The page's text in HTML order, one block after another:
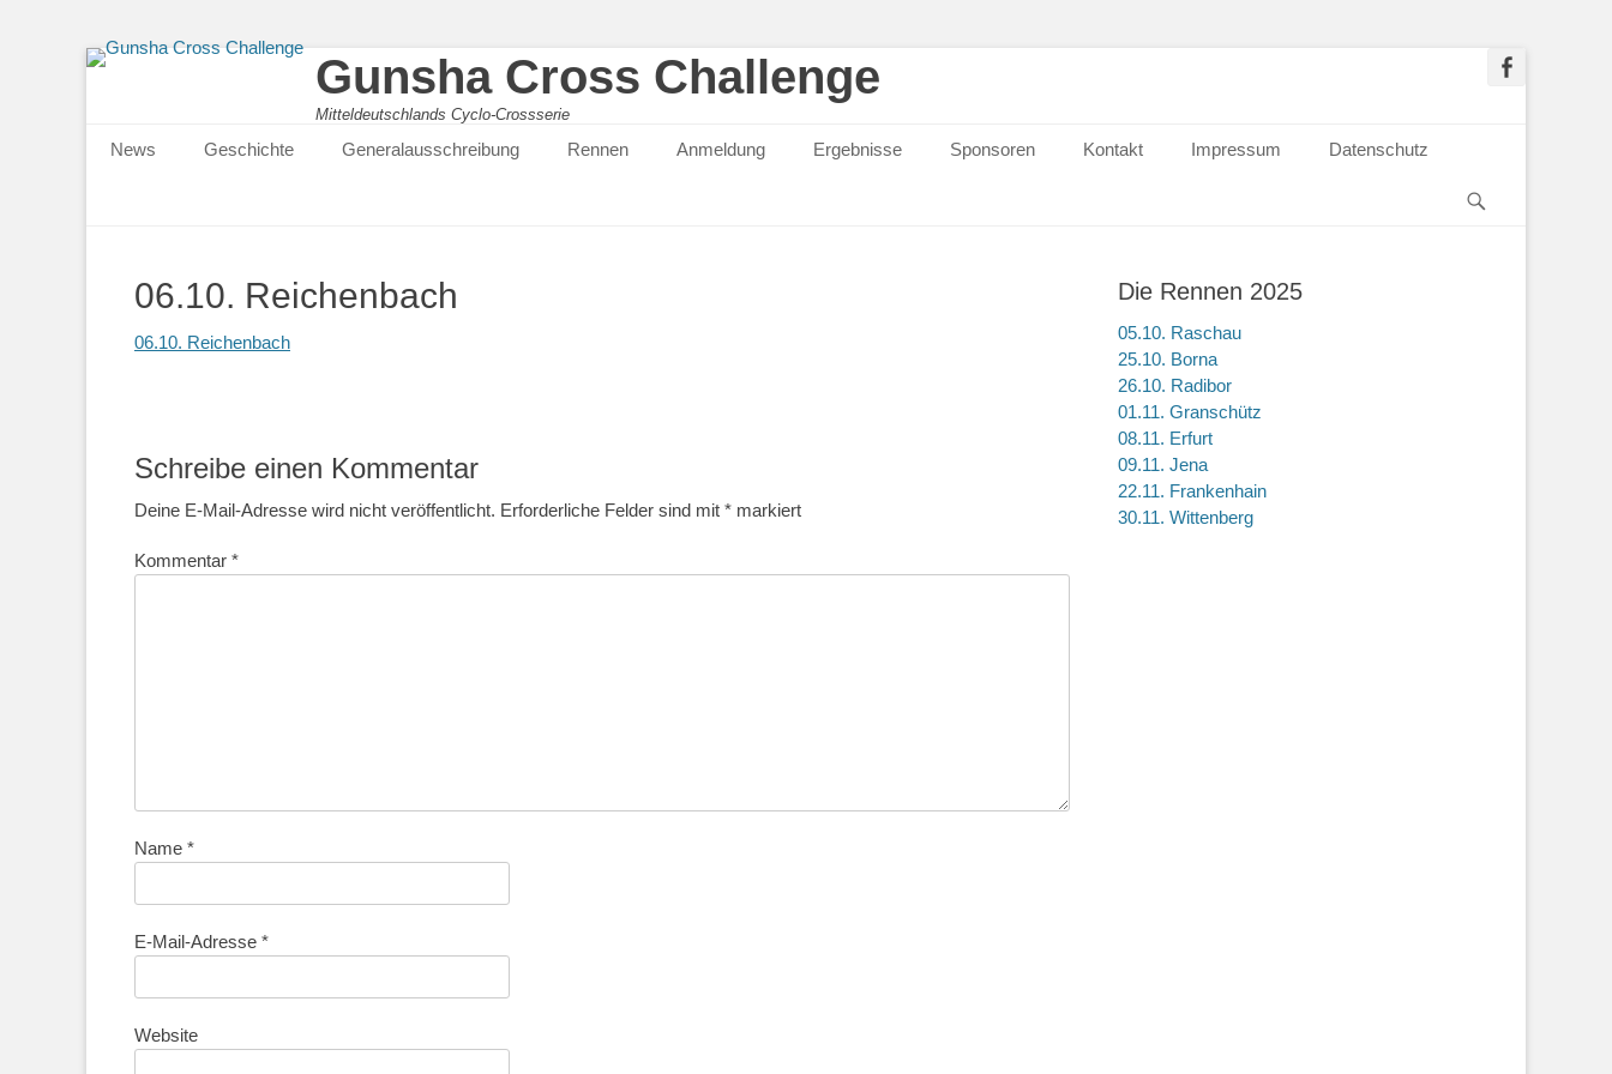
Gunsha Cross Challenge
Mitteldeutschlands Cyclo-Crossserie
Primärmenu
News Geschichte Generalausschreibung Rennen Anmeldung Ergebnisse Sponsoren Kontakt Impressum Datenschutz
06.10. Reichenbach
06.10. Reichenbach
Schreibe einen Kommentar
Deine E-Mail-Adresse wird nicht veröffentlicht. Erforderliche Felder sind mit * markiert
Kommentar *
Name *
E-Mail-Adresse *
Website
Die Rennen 2025
05.10. Raschau
25.10. Borna
26.10. Radibor
01.11. Granschütz
08.11. Erfurt
09.11. Jena
22.11. Frankenhain
30.11. Wittenberg